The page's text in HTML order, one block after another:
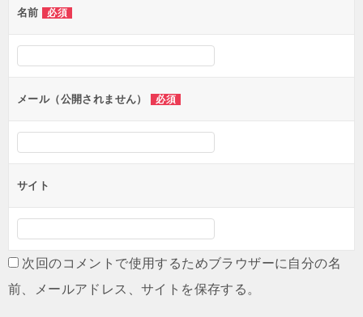
名前 必須
メール（公開されません） 必須
サイト
次回のコメントで使用するためブラウザーに自分の名
前、メールアドレス、サイトを保存する。